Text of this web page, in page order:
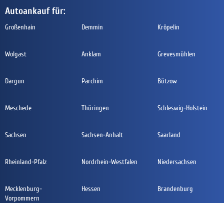
Autoankauf für:
Großenhain Demmin Kröpelin
Wolgast Anklam Grevesmühlen
Dargun Parchim Bützow
Meschede Thüringen Schleswig-Holstein
Sachsen Sachsen-Anhalt Saarland
Rheinland-Pfalz Nordrhein-Westfalen Niedersachsen
Mecklenburg-
Vorpommern
Hessen Brandenburg